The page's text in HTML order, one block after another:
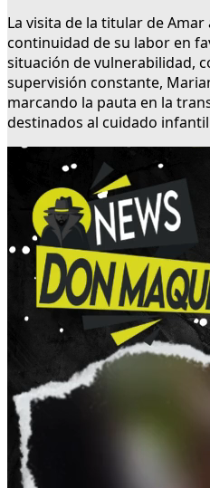
La visita de la titular de
continuidad de su labor en
situación de vulnerabilidad,
supervisión constante,
marcando la pauta en la
destinados al cuidado